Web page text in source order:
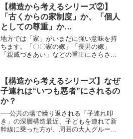
あります。 ですが、それと引き換えに、
「仕事の質」と「一人...
【構造から考えるシリーズ②】
「古くからの家制度」か、「個人
としての尊重」か
〜女性が選ぶのは“帰属”より“自
立”〜
地方では「家」がいまだに強い意味を持
ちます。「〇〇家の嫁」「長男の嫁」
「親戚づきあい」などの重圧にさらされ
事、冠婚葬祭、親戚の世話——。これら
は「当たり前」のこととして...
【構造から考えるシリーズ】なぜ
子連れは“いつも悪者”にされるの
か？
──公共の場で繰り返される「子連れ叩
き」の深層構造最近、子どもを連れて新
幹線に乗った方が、周囲の大人グループ